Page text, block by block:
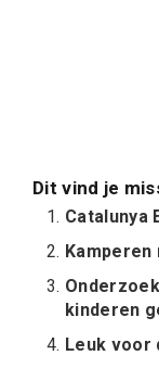
Dit vind je
Catalunya
kinderen
Leuk voor